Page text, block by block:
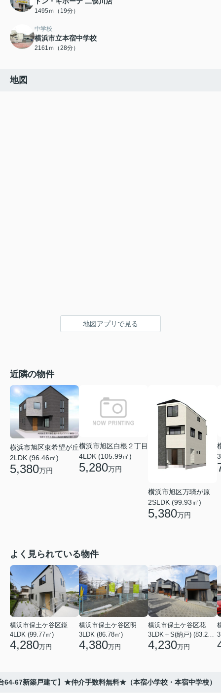
1495ｍ（19分）
中学校
横浜市立本宿中学校
2161ｍ（28分）
地図
地図アプリで見る
近隣の物件
横浜市旭区東希望が丘
2LDK (96.46㎡)
5,380万円
横浜市旭区白根２丁目
4LDK (105.99㎡)
5,280万円
横浜市旭区万騎が原
2SLDK (99.93㎡)
5,380万円
よく見られている物件
4LDK (99.77㎡)
4,280万円
3LDK (86.78㎡)
4,380万円 4,230万円
64-67新築戸建て】★仲介手数料無料★（本宿小学校・本宿中学校）